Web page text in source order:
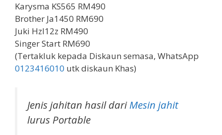
Karysma KS565 RM490
Brother Ja1450 RM690
Juki Hzl12z RM490
Singer Start RM690
(Tertakluk kepada Diskaun semasa, WhatsApp
0123416010 utk diskaun Khas)
Jenis jahitan hasil dariMesin jahit
lurus Portable